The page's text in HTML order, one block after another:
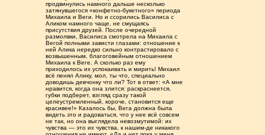
продвинулись намного дальше несколько
затянувшегося «конфетно-букетного» периода
Михаила и Веги. Но и ссорились Василиса с
Аликом намного чаще, не смущаясь
присутствия друзей. После очередной
размолвки, Василиса смотрела на Михаила с
Вегой полными зависти глазами: отношение к
ней Алика нередко сильно контрастировало с
возвышенным, благоговейным отношением
Михаила к Веге. А сколько раз ему
приходилось их успокаивать и мирить! Михаил
всё пенял Алику, мол, ты что, специально
доводишь девчонку что ли? Тот в ответ: «А мне
нравится, когда она злится: раскраснеется,
губки подберет, взгляд сразу такой
целеустремленный, короче, становится еще
красивее!» Казалось бы, Вега должна была
видеть это и радоваться, что у нее всё совсем
не так, но она выглядела невозмутимой: их
чувства — это их чувства, к нашим-де никакого